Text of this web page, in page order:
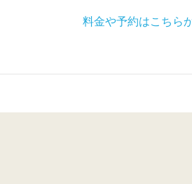
料金や予約はこちら